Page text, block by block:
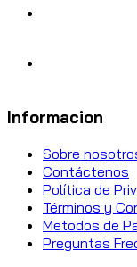
Informacion
Sobre
Contáctenos
Política de
Términos y
Metodos de
Preguntas